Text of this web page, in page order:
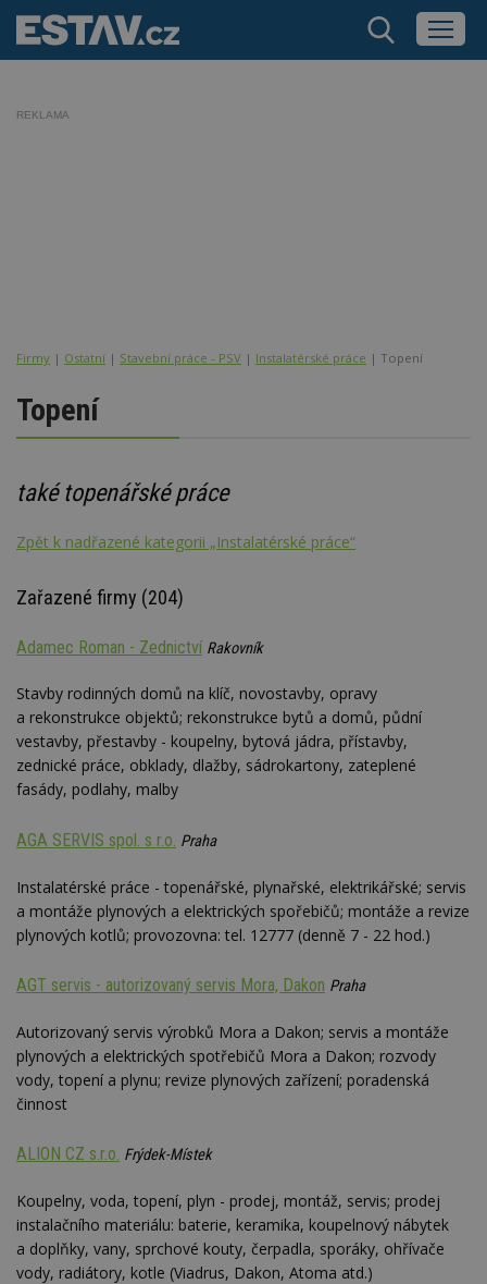
REKLAMA
Firmy | Ostatní | Stavební práce - PSV | Instalatérské práce | Topení
Topení
také topenářské práce
Zpět k nadřazené kategorii „Instalatérské práce“
Zařazené firmy (204)
Adamec Roman - Zednictví Rakovník
Stavby rodinných domů na klíč, novostavby, opravy
a rekonstrukce objektů; rekonstrukce bytů a domů, půdní
vestavby, přestavby - koupelny, bytová jádra, přístavby,
zednické práce, obklady, dlažby, sádrokartony, zateplené
fasády, podlahy, malby
AGA SERVIS spol. s r.o. Praha
Instalatérské práce - topenářské, plynařské, elektrikářské; servis
a montáže plynových a elektrických spořebičů; montáže a revize
plynových kotlů; provozovna: tel. 12777 (denně 7 - 22 hod.)
AGT servis - autorizovaný servis Mora, Dakon Praha
Autorizovaný servis výrobků Mora a Dakon; servis a montáže
plynových a elektrických spotřebičů Mora a Dakon; rozvody
vody, topení a plynu; revize plynových zařízení; poradenská
činnost
ALION CZ s.r.o. Frýdek-Místek
Koupelny, voda, topení, plyn - prodej, montáž, servis; prodej
instalačního materiálu: baterie, keramika, koupelnový nábytek
a doplňky, vany, sprchové kouty, čerpadla, sporáky, ohřívače
vody, radiátory, kotle (Viadrus, Dakon, Atoma atd.)